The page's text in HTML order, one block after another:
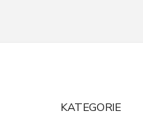
KATEGORIE